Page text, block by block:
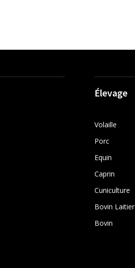
Élevage
Volaille
Porc
Equin
Caprin
Cuniculture
Bovin Laitier
Bovin